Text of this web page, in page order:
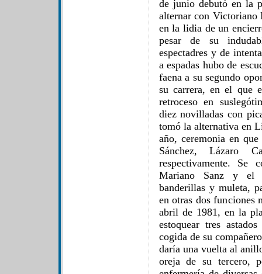
de junio debutó en la
alternar con
en la lidia de un
pesar de su
espectadres y de
a espadas hubo de
faena a su segundo
su carrera, en el que
retroceso en
diez novilladas con
tomó la alternativa en
año, ceremonia en
Sánchez, Lázaro
respectivamente.
Mariano Sanz y el
banderillas y muleta,
en otras dos funciones
abril de 1981, en la
estoquear tres
cogida de su
daría una vuelta al
oreja de su tercero,